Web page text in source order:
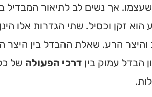
אך נשים לב לתיאור המבדיל
זקן וכסיל. שתי הגדרות אלו
והיצר הרע. שאלת ההבדל בין
עמוק בין דרכי הפעולה של